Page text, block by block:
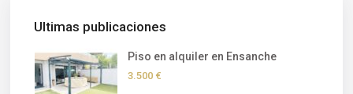
Ultimas publicaciones
Piso en alquiler en Ensanche
3.500 €